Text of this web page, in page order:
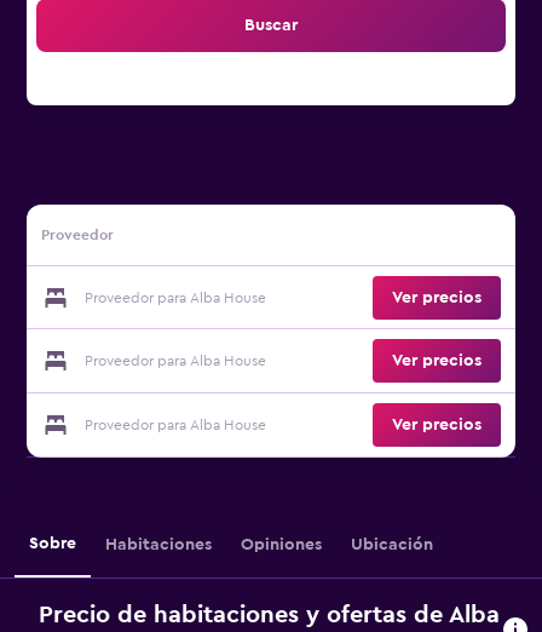
Buscar
Proveedor
Proveedor para Alba House Ver precios
Proveedor para Alba House Ver precios
Proveedor para Alba House Ver precios
Sobre Habitaciones Opiniones Ubicación
Precio de habitaciones y ofertas de Alba